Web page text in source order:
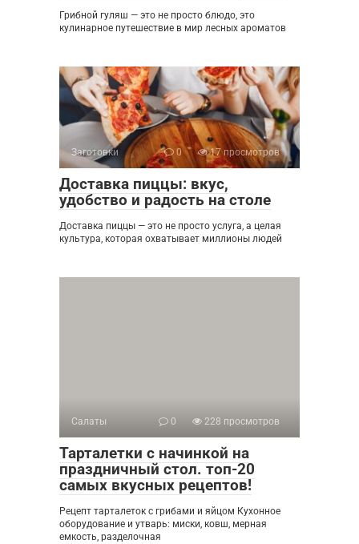
Грибной гуляш — это не просто блюдо, это
кулинарное путешествие в мир лесных ароматов
Заготовки 0 17 просмотров
Доставка пиццы: вкус,
удобство и радость на столе
Доставка пиццы — это не просто услуга, а целая
культура, которая охватывает миллионы людей
Салаты 0 228 просмотров
Тарталетки с начинкой на
праздничный стол. топ-20
самых вкусных рецептов!
Рецепт тарталеток с грибами и яйцом Кухонное
оборудование и утварь: миски, ковш, мерная
емкость, разделочная